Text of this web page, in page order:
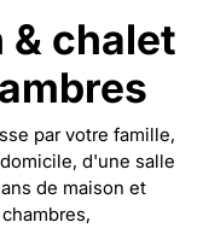
& chalet
par votre famille,
d'une salle
de maison et